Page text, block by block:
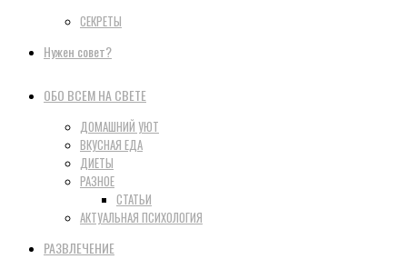
СЕКРЕТЫ
Нужен совет?
ОБО ВСЕМ НА СВЕТЕ
ДОМАШНИЙ УЮТ
ВКУСНАЯ ЕДА
ДИЕТЫ
РАЗНОЕ
СТАТЬИ
АКТУАЛЬНАЯ ПСИХОЛОГИЯ
РАЗВЛЕЧЕНИЕ